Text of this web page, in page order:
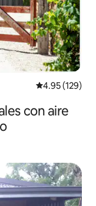
Calificación
4.95 (129)
con aire